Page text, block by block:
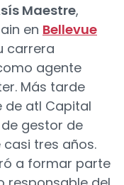
Maestre,
en Bellevue
carrera
agente
Más tarde
atl Capital
gestor de
tres años.
a formar parte